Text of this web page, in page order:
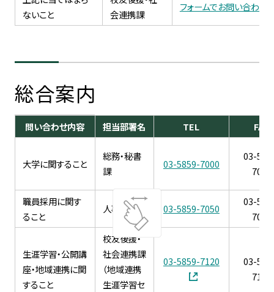
ないこと
会連携課
フォームでお問い合わせ
総合案内
問い合わせ内容 担当部署名 TEL FAX
大学に関すること
総務・秘書
課
03-5859-7000
03-
7011
職員採用に関す
ること
人事課 03-5859-7050
03-
7051
生涯学習・公開講
座・地域連携に関
すること
校友後援・
社会連携課
（地域連携
生涯学習セ
03-5859-7120
03-
7121